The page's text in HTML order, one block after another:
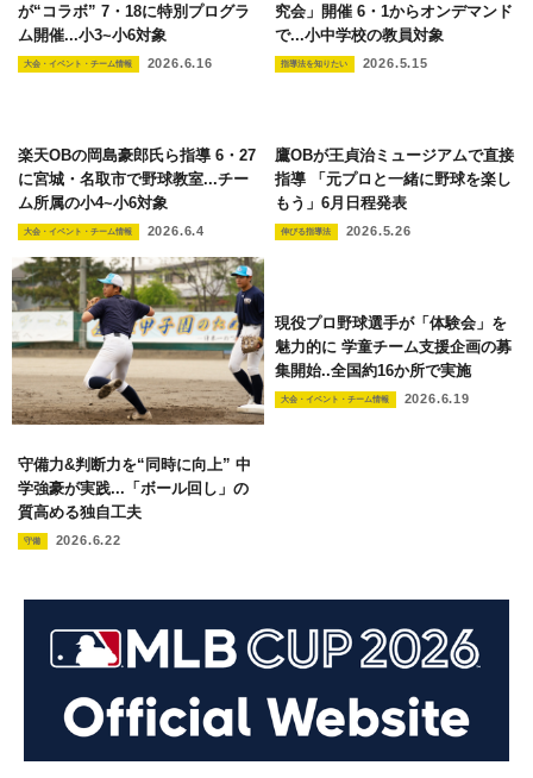
が“コラボ” 7・18に特別プログラ
ム開催...小3~小6対象
大会・イベント・チーム情報 2026.6.16
究会」開催 6・1からオンデマンド
で...小中学校の教員対象
指導法を知りたい 2026.5.15
楽天OBの岡島豪郎氏ら指導 6・27
に宮城・名取市で野球教室...チー
ム所属の小4~小6対象
大会・イベント・チーム情報 2026.6.4
鷹OBが王貞治ミュージアムで直接
指導 「元プロと一緒に野球を楽し
もう」6月日程発表
伸びる指導法 2026.5.26
守備力&判断力を“同時に向上” 中
学強豪が実践...「ボール回し」の
質高める独自工夫
守備 2026.6.22
現役プロ野球選手が「体験会」を
魅力的に 学童チーム支援企画の募
集開始..全国約16か所で実施
大会・イベント・チーム情報 2026.6.19